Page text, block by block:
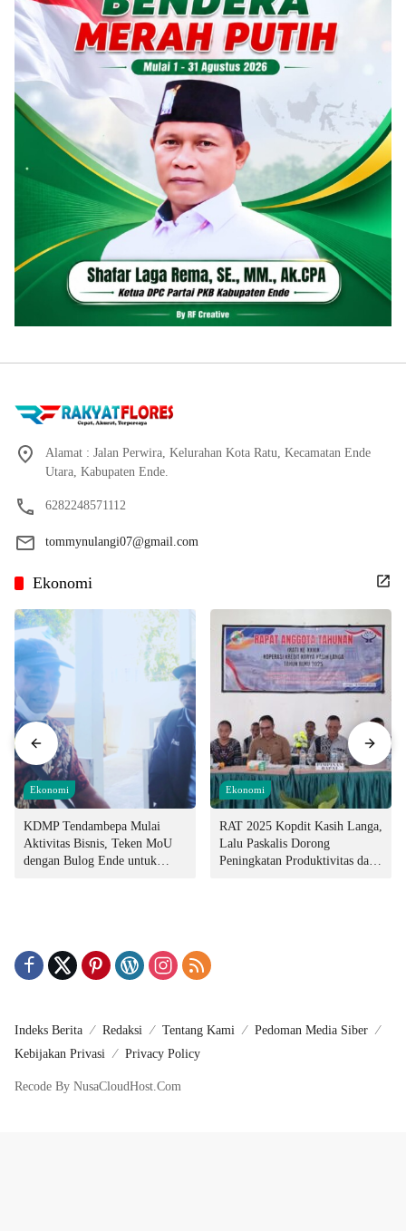
Alamat : Jalan Perwira, Kelurahan Kota Ratu, Kecamatan Ende
Utara, Kabupaten Ende.
6282248571112
tommynulangi07@gmail.com
Ekonomi
Ekonomi
KDMP Tendambepa Mulai
Aktivitas Bisnis, Teken MoU
dengan Bulog Ende untuk
Ekonomi
RAT 2025 Kopdit Kasih Langa,
Lalu Paskalis Dorong
Peningkatan Produktivitas dan
Indeks Berita Redaksi Tentang Kami
Pedoman Media Siber
Kebijakan Privasi
Privacy Policy
Recode By NusaCloudHost.Com